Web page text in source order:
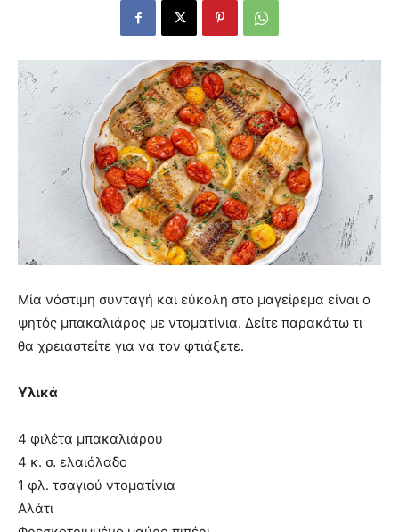
Μία νόστιμη συνταγή και εύκολη στο μαγείρεμα είναι ο
ψητός μπακαλιάρος με ντοματίνια. Δείτε παρακάτω τι
θα χρειαστείτε για να τον φτιάξετε.
Υλικά
4 φιλέτα μπακαλιάρου
4 κ. σ. ελαιόλαδο
1 φλ. τσαγιού ντοματίνια
Αλάτι